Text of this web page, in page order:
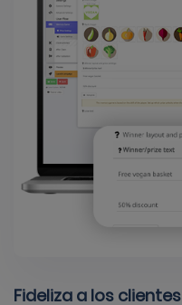
Fideliza a los clientes